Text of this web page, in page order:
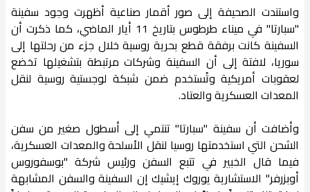
واستندت الصحيفة إلى صور أقمار صناعية أظهرت وجود سفينة
"سبارتا" في ميناء طرطوس بتاريخ 11 أيار الماضي، كما ذكرت أن
السفينة كانت برفقة قطع بحرية روسية خلال جزء من رحلتها إلى
سوريا، لافتة إلى أن السفينة وشركات مرتبطة بتشغيلها تخضع
لعقوبات أمريكية وتُستخدم ضمن شبكة لوجستية روسية لنقل
المعدات العسكرية والعتاد.
وأضافت أن سفينة "سبارتا" تنتمي إلى أسطول صغير من سفن
الشحن التي استخدمتها روسيا لنقل الأسلحة والمعدات العسكرية،
فيما قال الخبير في تتبع السفن ورئيس شركة "بوسفوروس
أوبزرفر" الاستشارية يوروك إيشيك إن السفينة والسفن المشابهة